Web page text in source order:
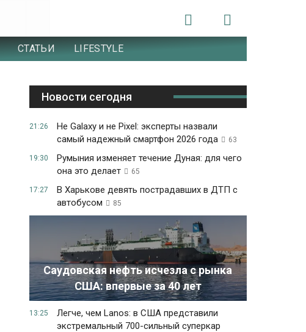
СТАТЬИ LIFESTYLE
Новости сегодня
21:26
Не Galaxy и не Pixel: эксперты назвали
самый надежный смартфон 2026 года
63
19:30
Румыния изменяет течение Дуная: для чего
она это делает
65
17:27
В Харькове девять пострадавших в ДТП с
автобусом
85
Саудовская нефть исчезла с рынка
США: впервые за 40 лет
13:25
Легче, чем Lanos: в США представили
экстремальный 700-сильный суперкар